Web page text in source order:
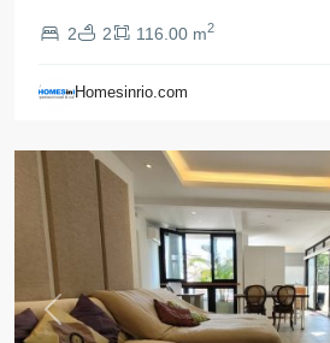
2 2 116.00 m2
Homesinrio.com
Copacabana ,
de
Previous